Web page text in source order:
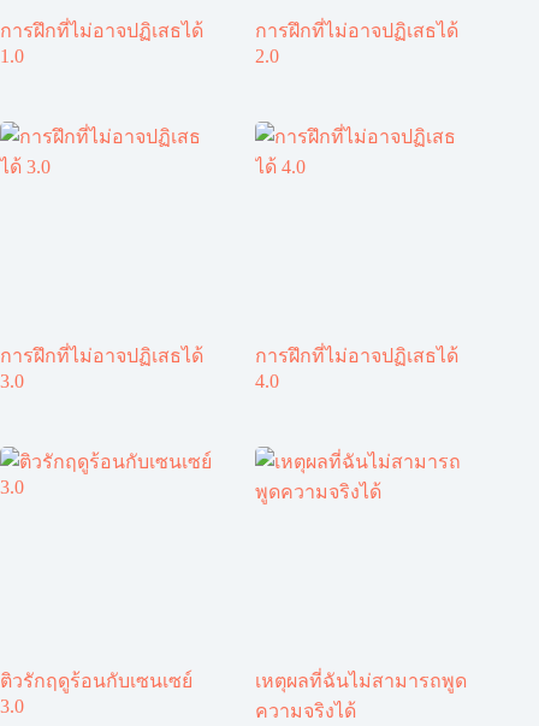
การฝึกที่ไม่อาจปฏิเสธได้
1.0
การฝึกที่ไม่อาจปฏิเสธได้
2.0
การฝึกที่ไม่อาจปฏิเสธได้
3.0
การฝึกที่ไม่อาจปฏิเสธได้
4.0
ติวรักฤดูร้อนกับเซนเซย์
3.0
เหตุผลที่ฉันไม่สามารถพูด
ความจริงได้